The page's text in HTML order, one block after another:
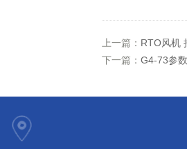
上一篇： RTO风机
下一篇： G4-73参